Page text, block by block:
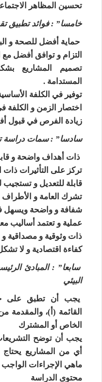
تحسين المظاهر
خامسا” : فوائد تطبيق
حماية أفضل للصحة و
التزام و توافق أفضل مع
تصميم المشاريع
المستدامة .
توفير في الكلفة
اختصار الزمن و
زيادة الفرص في قبول
سادسا” : سمات دراسة
ذات أهداف واضحة و
تركز على التأثيرات ذات
قابلة للتعديل و تستجيب
تشرك العامة و الأطراف
شفافة و واضحة ويسهل
عملية و تعتمد أساليب
ذات وثوقية و مصداقية
كفاءة اقتصادية و لا
سابعا” : المبادئ
البيئي
يجب أن تطبق على
القائمة (أ)، والمقدمة
الخاص أو المشترك
يجب أن توضح التشريعات
أي من المشاريع يحتاج
ماهي الإجراءات
محتوى الدراسة